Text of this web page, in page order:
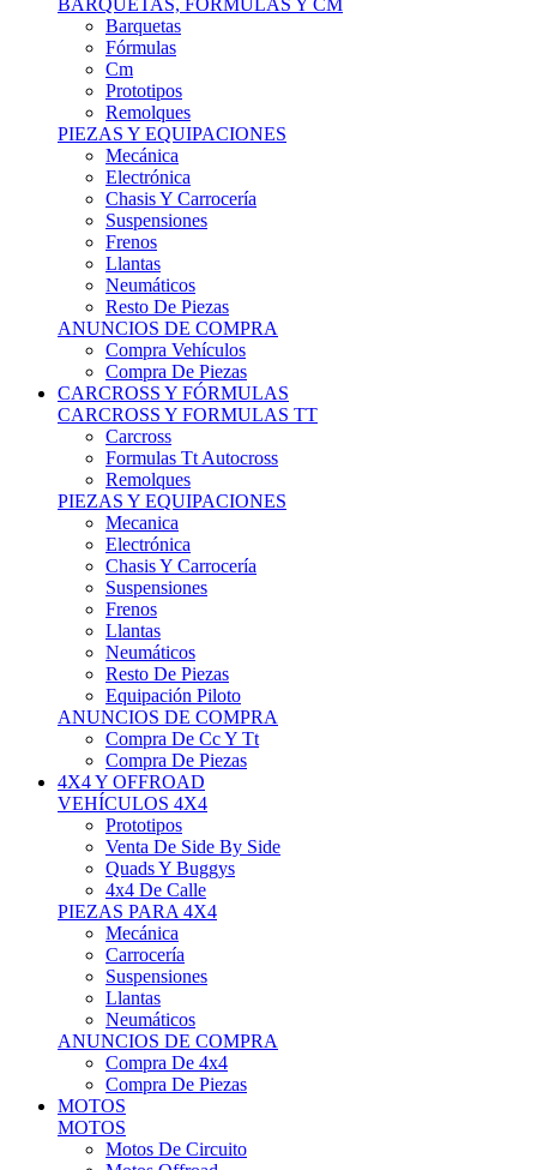
BARQUETAS, FÓRMULAS Y CM
Barquetas
Fórmulas
Cm
Prototipos
Remolques
PIEZAS Y EQUIPACIONES
Mecánica
Electrónica
Chasis Y Carrocería
Suspensiones
Frenos
Llantas
Neumáticos
Resto De Piezas
ANUNCIOS DE COMPRA
Compra Vehículos
Compra De Piezas
CARCROSS Y FÓRMULAS
CARCROSS Y FORMULAS TT
Carcross
Formulas Tt Autocross
Remolques
PIEZAS Y EQUIPACIONES
Mecanica
Electrónica
Chasis Y Carrocería
Suspensiones
Frenos
Llantas
Neumáticos
Resto De Piezas
Equipación Piloto
ANUNCIOS DE COMPRA
Compra De Cc Y Tt
Compra De Piezas
4X4 Y OFFROAD
VEHÍCULOS 4X4
Prototipos
Venta De Side By Side
Quads Y Buggys
4x4 De Calle
PIEZAS PARA 4X4
Mecánica
Carrocería
Suspensiones
Llantas
Neumáticos
ANUNCIOS DE COMPRA
Compra De 4x4
Compra De Piezas
MOTOS
MOTOS
Motos De Circuito